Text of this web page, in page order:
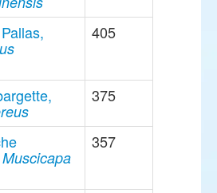
405
375
Muscicapa
357